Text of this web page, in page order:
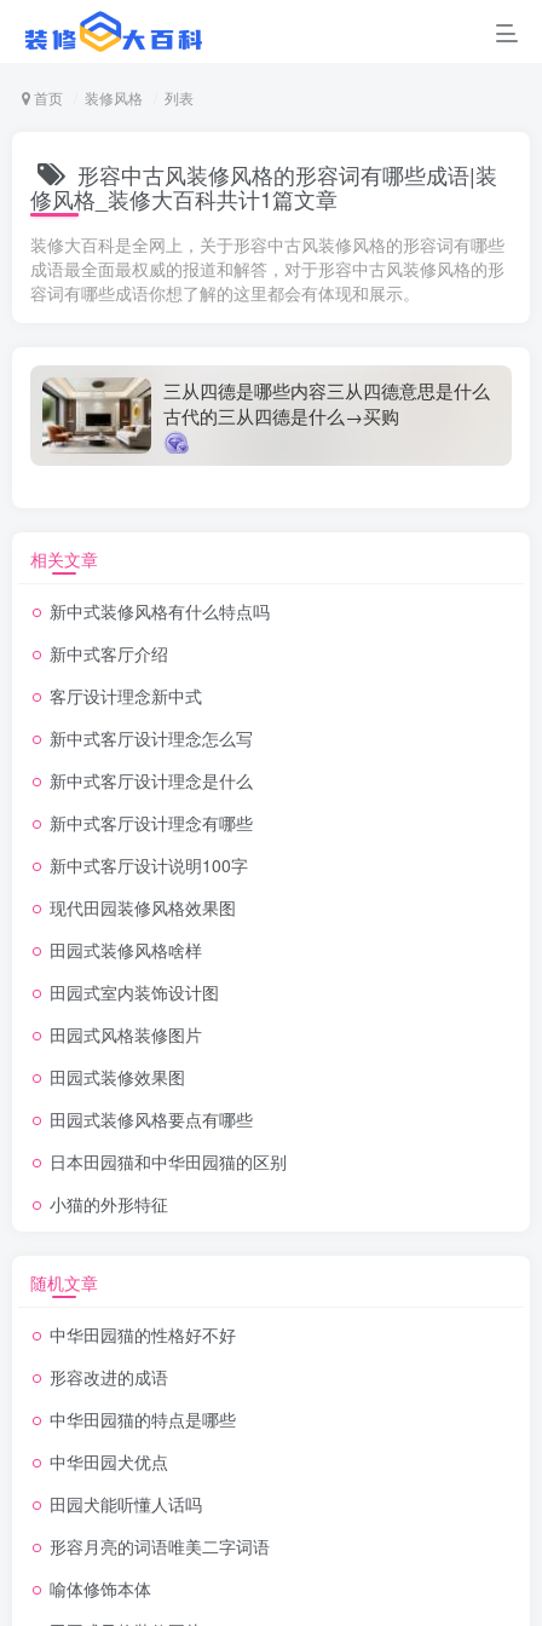
首页 装修风格 列表
形容中古风装修风格的形容词有哪些成语|装
修风格_装修大百科共计1篇文章
装修大百科是全网上，关于形容中古风装修风格的形容词有哪些
成语最全面最权威的报道和解答，对于形容中古风装修风格的形
容词有哪些成语你想了解的这里都会有体现和展示。
三从四德是哪些内容三从四德意思是什么
古代的三从四德是什么→买购
相关文章
新中式装修风格有什么特点吗
新中式客厅介绍
客厅设计理念新中式
新中式客厅设计理念怎么写
新中式客厅设计理念是什么
新中式客厅设计理念有哪些
新中式客厅设计说明100字
现代田园装修风格效果图
田园式装修风格啥样
田园式室内装饰设计图
田园式风格装修图片
田园式装修效果图
田园式装修风格要点有哪些
日本田园猫和中华田园猫的区别
小猫的外形特征
随机文章
中华田园猫的性格好不好
形容改进的成语
中华田园猫的特点是哪些
中华田园犬优点
田园犬能听懂人话吗
形容月亮的词语唯美二字词语
喻体修饰本体